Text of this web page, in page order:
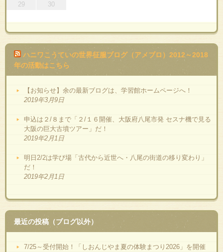
29
30
ハニワこうていの世界征服ブログ（アメブロ）2012～2018
年の活動はこちら
【お知らせ】余の最新ブログは、学習館ホームページへ！
2019年3月9日
申込は２/８まで「２/１６開催、大阪府八尾市発 セスナ機で見る
大阪の巨大古墳ツアー」だ！
2019年2月1日
明日2/2は学び場「古代から近世へ・八尾の街道の移り変わり」
だ！
2019年2月1日
最近の投稿（ブログ以外）
7/25～受付開始！「しおんじやま夏の体験まつり2026」を開催